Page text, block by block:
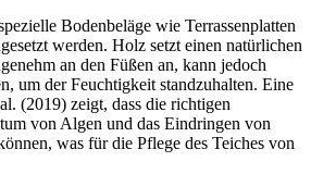
Bodenbeläge wie Terrassenplatten
werden. Holz setzt einen natürlichen
an den Füßen an, kann jedoch
um der Feuchtigkeit standzuhalten. Eine
(2019) zeigt, dass die richtigen
von Algen und das Eindringen von
was für die Pflege des Teiches von